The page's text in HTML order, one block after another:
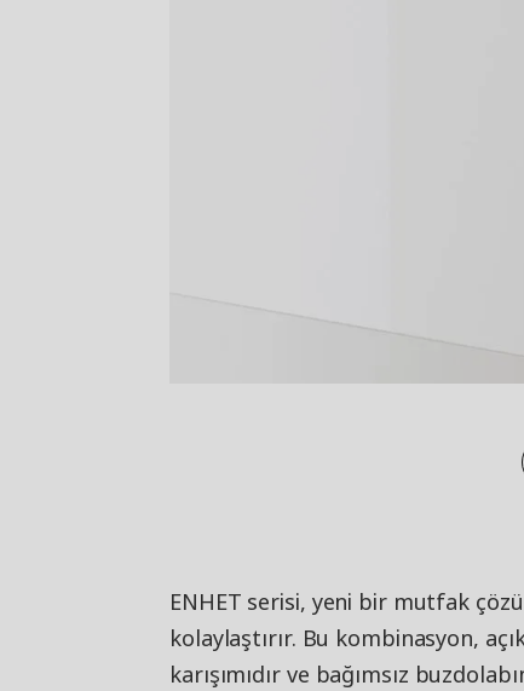
ENHET serisi, yeni bir mutfak
kolaylaştırır. Bu kombinasyon,
karışımıdır ve bağımsız